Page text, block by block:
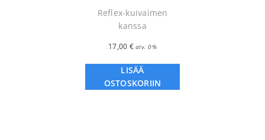
Reflex-kuivaimen
kanssa
17,00 € alv. 0%
LISÄÄ
OSTOSKORIIN